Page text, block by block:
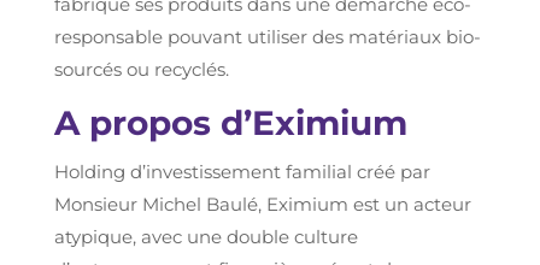
responsable pouvant utiliser des matériaux bio-
sourcés ou recyclés.
A propos d’Eximium
Holding d’investissement familial créé par
Monsieur Michel Baulé, Eximium est un acteur
atypique, avec une double culture